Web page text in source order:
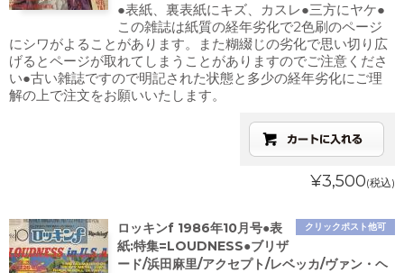
●表紙、裏表紙にキズ、カスレ●三方にヤケ●
この雑誌は紙質の経年劣化で2色刷のページ
にシワがよることがあります。また糊綴じの劣化で思い切り広
げるとページが取れてしまうことがありますのでご注意くださ
い●古い雑誌ですので明記された状態と多少の経年劣化にご理
解の上で注文をお願いいたします。
¥3,500(税込)
クリックポスト他可
ロッキンf 1986年10月号●表
紙:特集=LOUDNESS●ブリザ
ード/浜田麻里/アクセプト/レベッカ/ヴァン・ヘ